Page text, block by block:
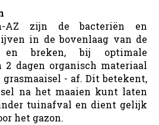
AZ zijn de bacteriën en
in de bovenlaag van de
en breken, bij optimale
2 dagen organisch materiaal
grasmaaisel - af. Dit betekent,
na het maaien kunt laten
tuinafval en dient gelijk
het gazon.